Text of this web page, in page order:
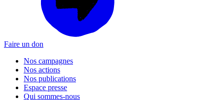
Faire un don
Nos campagnes
Nos actions
Nos publications
Espace presse
Qui sommes-nous